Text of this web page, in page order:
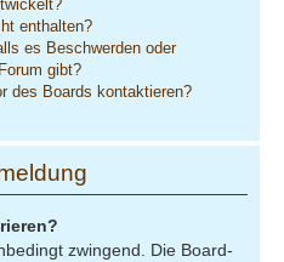
enthalten?
es Beschwerden oder
gibt?
des Boards kontaktieren?
zwingend. Die Board-